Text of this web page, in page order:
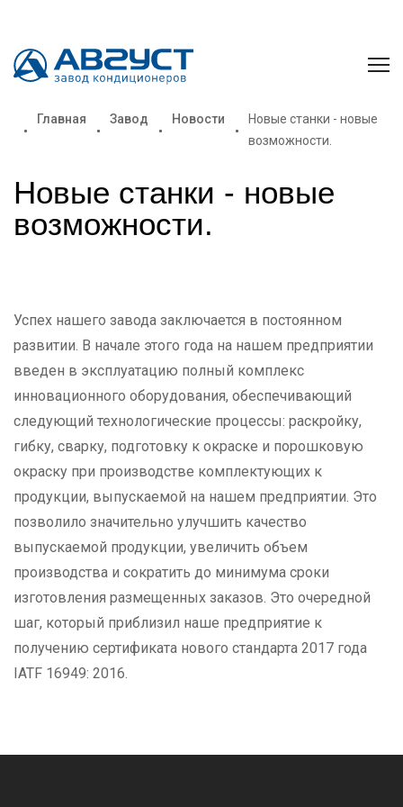
Главная Завод Новости
Новые станки - новые
возможности.
Новые станки - новые
возможности.
Успех нашего завода заключается в постоянном
развитии. В начале этого года на нашем предприятии
введен в эксплуатацию полный комплекс
инновационного оборудования, обеспечивающий
следующий технологические процессы: раскройку,
гибку, сварку, подготовку к окраске и порошковую
окраску при производстве комплектующих к
продукции, выпускаемой на нашем предприятии. Это
позволило значительно улучшить качество
выпускаемой продукции, увеличить объем
производства и сократить до минимума сроки
изготовления размещенных заказов. Это очередной
шаг, который приблизил наше предприятие к
получению сертификата нового стандарта 2017 года
IATF 16949: 2016.